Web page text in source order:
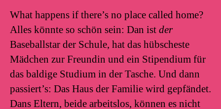
What happens if there’s no place called home?
Alles könnte so schön sein: Dan ist der
Baseballstar der Schule, hat das hübscheste
Mädchen zur Freundin und ein Stipendium für
das baldige Studium in der Tasche. Und dann
passiert’s: Das Haus der Familie wird gepfändet.
Dans Eltern, beide arbeitslos, können es nicht